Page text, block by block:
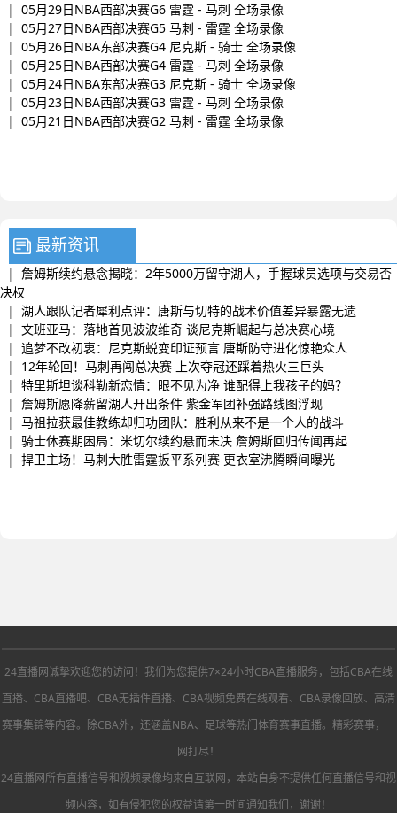
| 05月29日NBA西部决赛G6 雷霆 - 马刺 全场录像
| 05月27日NBA西部决赛G5 马刺 - 雷霆 全场录像
| 05月26日NBA东部决赛G4 尼克斯 - 骑士 全场录像
| 05月25日NBA西部决赛G4 雷霆 - 马刺 全场录像
| 05月24日NBA东部决赛G3 尼克斯 - 骑士 全场录像
| 05月23日NBA西部决赛G3 雷霆 - 马刺 全场录像
| 05月21日NBA西部决赛G2 马刺 - 雷霆 全场录像
最新资讯
| 詹姆斯续约悬念揭晓：2年5000万留守湖人，手握球员选项与交易否
决权
| 湖人跟队记者犀利点评：唐斯与切特的战术价值差异暴露无遗
| 文班亚马：落地首见波波维奇 谈尼克斯崛起与总决赛心境
| 追梦不改初衷：尼克斯蜕变印证预言 唐斯防守进化惊艳众人
| 12年轮回！马刺再闯总决赛 上次夺冠还踩着热火三巨头
| 特里斯坦谈科勒新恋情：眼不见为净 谁配得上我孩子的妈？
| 詹姆斯愿降薪留湖人开出条件 紫金军团补强路线图浮现
| 马祖拉获最佳教练却归功团队：胜利从来不是一个人的战斗
| 骑士休赛期困局：米切尔续约悬而未决 詹姆斯回归传闻再起
| 捍卫主场！马刺大胜雷霆扳平系列赛 更衣室沸腾瞬间曝光
24直播网诚挚欢迎您的访问！我们为您提供7×24小时CBA直播服务，包括CBA在线
直播、CBA直播吧、CBA无插件直播、CBA视频免费在线观看、CBA录像回放、高清
赛事集锦等内容。除CBA外，还涵盖NBA、足球等热门体育赛事直播。精彩赛事，一
网打尽！
24直播网所有直播信号和视频录像均来自互联网，本站自身不提供任何直播信号和视
频内容，如有侵犯您的权益请第一时间通知我们，谢谢！